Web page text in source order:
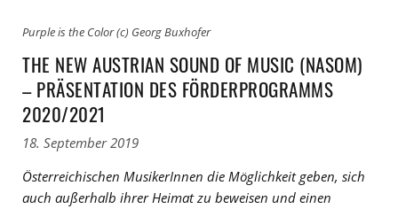
Purple is the Color (c) Georg Buxhofer
THE NEW AUSTRIAN SOUND OF MUSIC (NASOM)
– PRÄSENTATION DES FÖRDERPROGRAMMS
2020/2021
18. September 2019
Österreichischen MusikerInnen die Möglichkeit geben, sich
auch außerhalb ihrer Heimat zu beweisen und einen